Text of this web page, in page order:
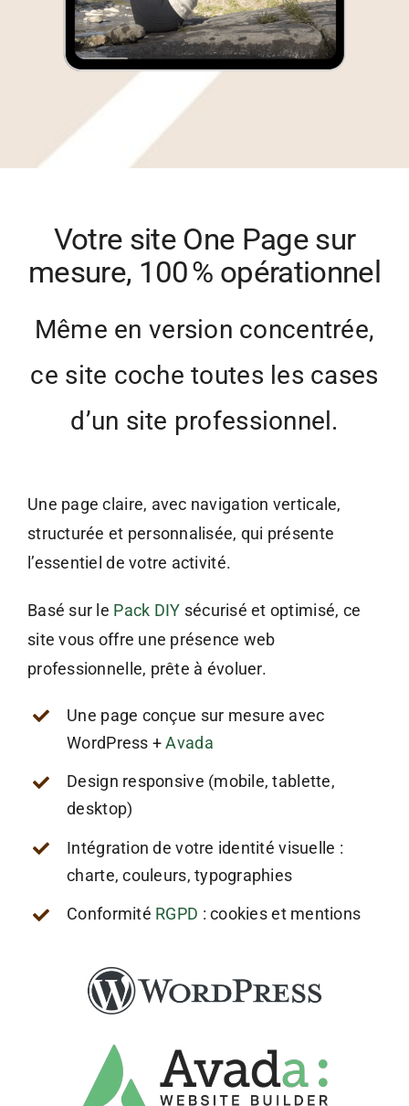
Votre site One Page sur
mesure, 100 % opérationnel
Même en version concentrée,
ce site coche toutes les cases
d’un site professionnel.
Une page claire, avec navigation verticale,
structurée et personnalisée, qui présente
l’essentiel de votre activité.
Basé sur le Pack DIY sécurisé et optimisé, ce
site vous offre une présence web
professionnelle, prête à évoluer.
Une page conçue sur mesure avec
WordPress +Avada
Design responsive (mobile, tablette,
desktop)
Intégration de votre identité visuelle :
charte, couleurs, typographies
Conformité RGPD : cookies et mentions